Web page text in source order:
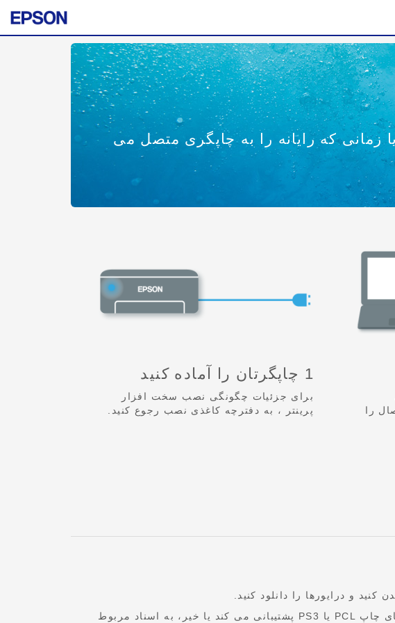
زمانی که رایانه را به چاپگری متصل می
1 چاپگرتان را آماده کنید
برای جزئیات چگونگی نصب سخت افزار
پرینتر ، به دفترچه کاغذی نصب رجوع کنید.
را
برای اطلاع از اینکه آیا چاپگر از زبان های چاپ PCL یا PS3 پشتیبانی می کند یا خیر، به اسناد مربوط